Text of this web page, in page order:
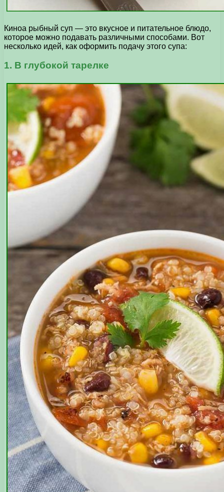
Киноа рыбный суп — это вкусное и питательное блюдо,
которое можно подавать различными способами. Вот
несколько идей, как оформить подачу этого супа:
1. В глубокой тарелке